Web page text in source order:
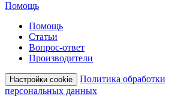
Помощь
Помощь
Статьи
Вопрос-ответ
Производители
Настройки cookie
Политика обработки
персональных данных